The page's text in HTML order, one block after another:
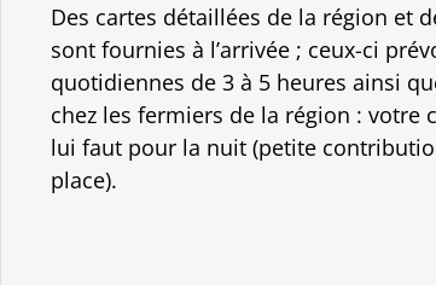
Des cartes détaillées de la région et
sont fournies à l’arrivée ; ceux-ci
quotidiennes de 3 à 5 heures ainsi
chez les fermiers de la région : votre
lui faut pour la nuit (petite
place).